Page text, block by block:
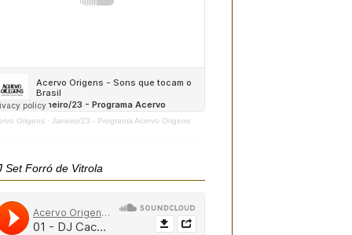
Origens · Janeiro/23 - Programa Acervo Origens
Set Forró de Vitrola